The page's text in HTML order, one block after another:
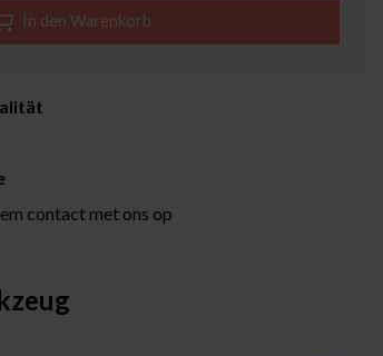
In den Warenkorb
contact met ons op